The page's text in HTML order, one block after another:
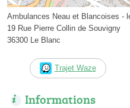
Ambulances Neau et Blancoises -
19 Rue Pierre Collin de Souvigny
36300 Le Blanc
Trajet Waze
Informations